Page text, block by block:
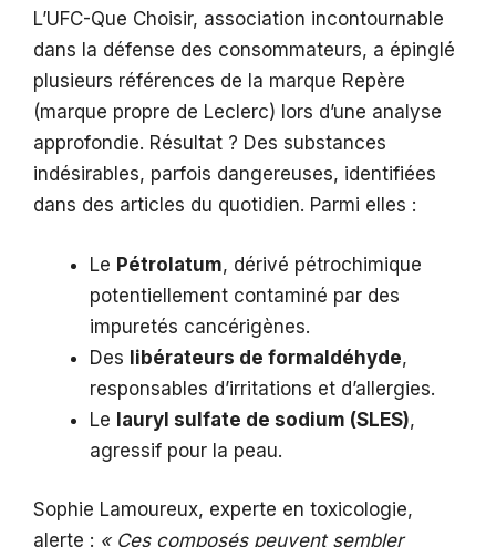
L’UFC-Que Choisir, association incontournable
dans la défense des consommateurs, a épinglé
plusieurs références de la marque Repère
(marque propre de Leclerc) lors d’une analyse
approfondie. Résultat ? Des substances
indésirables, parfois dangereuses, identifiées
dans des articles du quotidien. Parmi elles :
Le Pétrolatum, dérivé pétrochimique
potentiellement contaminé par des
impuretés cancérigènes.
Des libérateurs de formaldéhyde,
responsables d’irritations et d’allergies.
Le lauryl sulfate de sodium (SLES),
agressif pour la peau.
Sophie Lamoureux, experte en toxicologie,
alerte : « Ces composés peuvent sembler